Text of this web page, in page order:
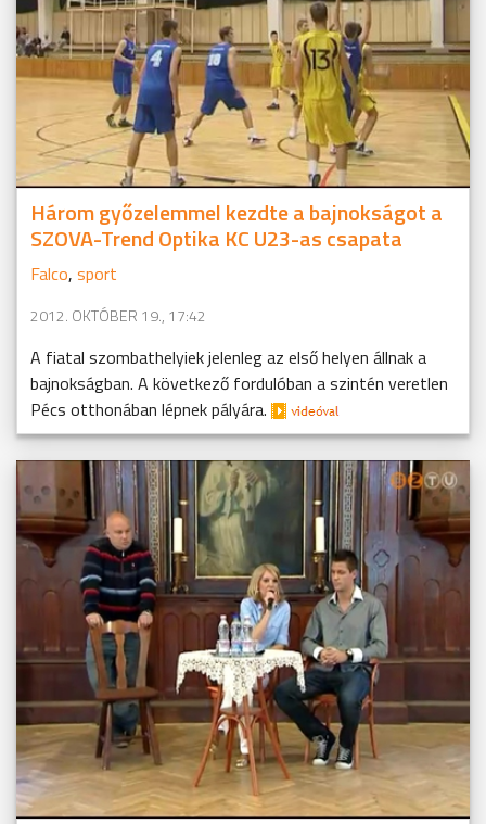
Három győzelemmel kezdte a bajnokságot a
SZOVA-Trend Optika KC U23-as csapata
Falco, sport
2012. OKTÓBER 19., 17:42
A fiatal szombathelyiek jelenleg az első helyen állnak a
bajnokságban. A következő fordulóban a szintén veretlen
Pécs otthonában lépnek pályára.